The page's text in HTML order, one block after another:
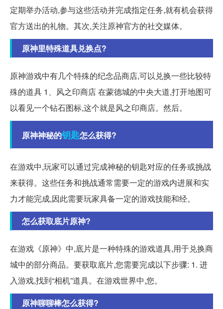
定期举办活动,参与这些活动并完成指定任务,就有机会获得
官方送出的礼物。其次,关注原神官方的社交媒体。
原神里特殊道具兑换点?
原神游戏中有几个特殊的纪念品商店,可以兑换一些比较特
殊的道具 1、风之印商店 在蒙德城的中央大道,打开地图可
以看见一个钻石图标,这个就是风之印商店。然后。
原神神秘的钥匙怎么获得?
在游戏中,玩家可以通过完成神秘的钥匙对应的任务或挑战
来获得。这些任务和挑战通常需要一定的游戏内进展和实
力才能完成,因此需要玩家具备一定的游戏技能和经。
怎么获取底片原神?
在游戏《原神》中,底片是一种特殊的游戏道具,用于兑换商
城中的部分商品。要获取底片,您需要完成以下步骤: 1. 进
入游戏,找到“相机”道具。在游戏世界中,您。
原神聊聊棒怎么获得?